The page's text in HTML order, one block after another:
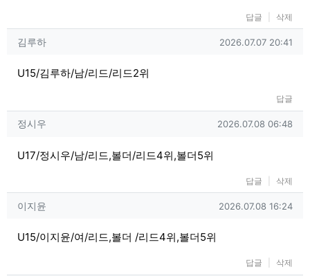
답글 삭제
김루하님의 댓글
김루하 작성일
2026.07.07 20:41
U15/김루하/남/리드/리드2위
답글
정시우님의 댓글
정시우 작성일
2026.07.08 06:48
U17/정시우/남/리드,볼더/리드4위,볼더5위
답글 삭제
이지윤님의 댓글
이지윤 작성일
2026.07.08 16:24
U15/이지윤/여/리드,볼더 /리드4위,볼더5위
답글 삭제